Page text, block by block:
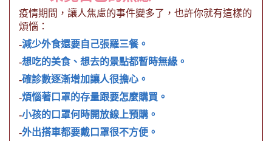
疫情期間，讓人焦慮的事件變多了，也許你就有這樣的
煩惱：
-減少外食還要自己張羅三餐。
-想吃的美食、想去的景點都暫時無緣。
-確診數逐漸增加讓人很擔心。
-煩惱著口罩的存量跟要怎麼購買。
-小孩的口罩何時開放線上預購。
-外出搭車都要戴口罩很不方便。